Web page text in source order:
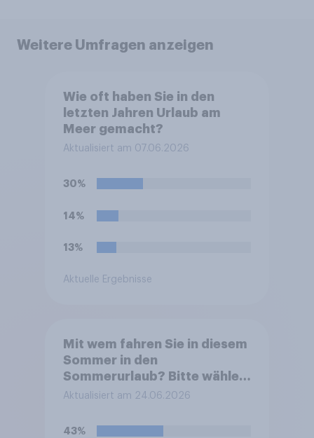
Weitere Umfragen anzeigen
Wie oft haben Sie in den
letzten Jahren Urlaub am
Meer gemacht?
Aktualisiert am 07.06.2026
30%
14%
13%
Aktuelle Ergebnisse
Mit wem fahren Sie in diesem
Sommer in den
Sommerurlaub? Bitte wählen
Sie alle zutreffenden
Aktualisiert am 24.06.2026
43%